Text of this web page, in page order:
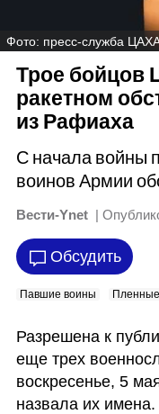
Фото: пресс-служба
Трое бойцов
ракетном
из Рафиаха
С начала войны
воинов Армии
Вести-Ynet |
Обсудить
Павшие воины Пленные
Разрешена к
еще трех
воскресенье, 5
назвала их имена.